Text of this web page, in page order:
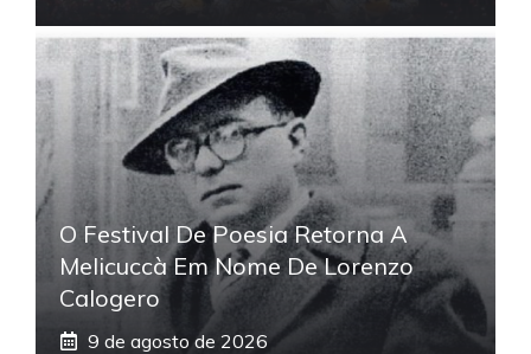
O Festival De Poesia Retorna A
Melicuccà Em Nome De Lorenzo
Calogero
9 de agosto de 2026